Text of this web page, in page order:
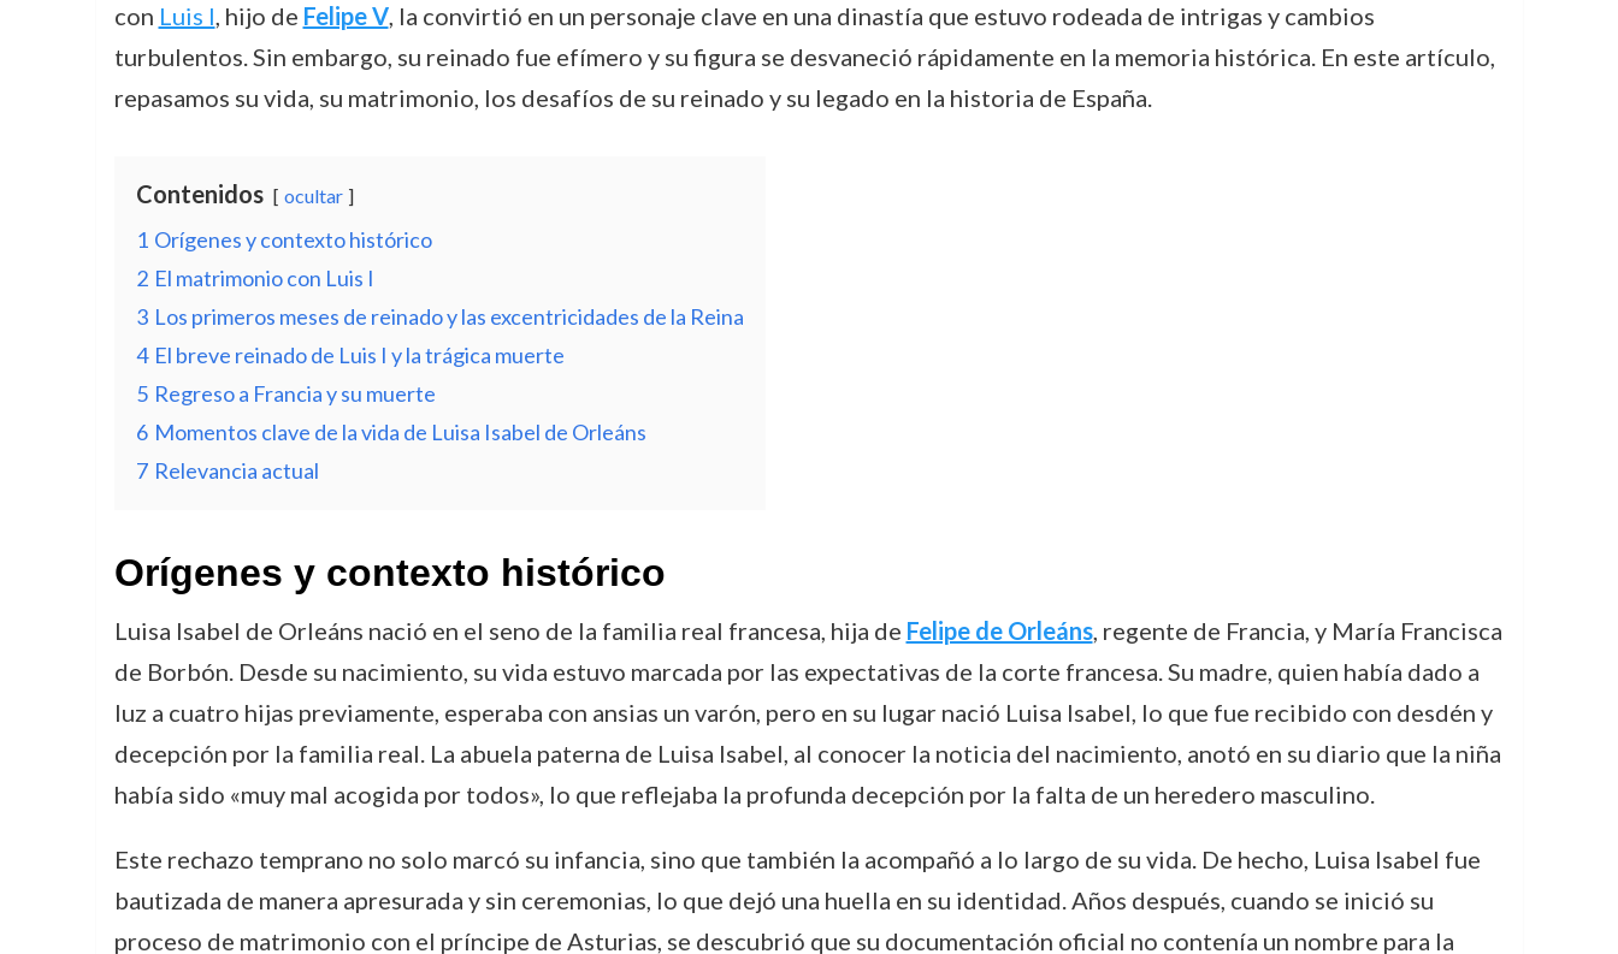
con Luis I, hijo de Felipe V, la convirtió en un personaje clave en una dinastía que estuvo rodeada de intrigas y cambios
turbulentos. Sin embargo, su reinado fue efímero y su figura se desvaneció rápidamente en la memoria histórica. En este artículo,
repasamos su vida, su matrimonio, los desafíos de su reinado y su legado en la historia de España.
Contenidos ocultar
1 Orígenes y contexto histórico
2 El matrimonio con Luis I
3 Los primeros meses de reinado y las excentricidades de la Reina
4 El breve reinado de Luis I y la trágica muerte
5 Regreso a Francia y su muerte
6 Momentos clave de la vida de Luisa Isabel de Orleáns
7 Relevancia actual
Orígenes y contexto histórico
Luisa Isabel de Orleáns nació en el seno de la familia real francesa, hija de Felipe de Orleáns, regente de Francia, y María Francisca
de Borbón. Desde su nacimiento, su vida estuvo marcada por las expectativas de la corte francesa. Su madre, quien había dado a
luz a cuatro hijas previamente, esperaba con ansias un varón, pero en su lugar nació Luisa Isabel, lo que fue recibido con desdén y
decepción por la familia real. La abuela paterna de Luisa Isabel, al conocer la noticia del nacimiento, anotó en su diario que la niña
había sido «muy mal acogida por todos», lo que reflejaba la profunda decepción por la falta de un heredero masculino.
Este rechazo temprano no solo marcó su infancia, sino que también la acompañó a lo largo de su vida. De hecho, Luisa Isabel fue
bautizada de manera apresurada y sin ceremonias, lo que dejó una huella en su identidad. Años después, cuando se inició su
proceso de matrimonio con el príncipe de Asturias, se descubrió que su documentación oficial no contenía un nombre para la